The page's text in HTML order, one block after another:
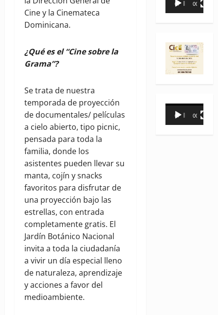
Cine y la Cinemateca
Dominicana.
¿Qué es el “Cine sobre la
Grama”?
Se trata de nuestra
temporada de proyección
de documentales/ películas
a cielo abierto, tipo picnic,
pensada para toda la
familia, donde los
asistentes pueden llevar su
manta, cojín y snacks
favoritos para disfrutar de
una proyección bajo las
estrellas, con entrada
completamente gratis. El
Jardín Botánico Nacional
invita a toda la ciudadanía
a vivir un día especial lleno
de naturaleza, aprendizaje
y acciones a favor del
medioambiente.
00:00 00:35
Reproductor
00:00 00:31